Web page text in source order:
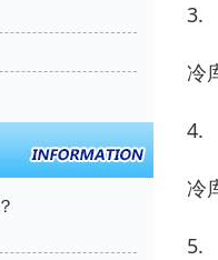
3.
冷
4.
冷
5.